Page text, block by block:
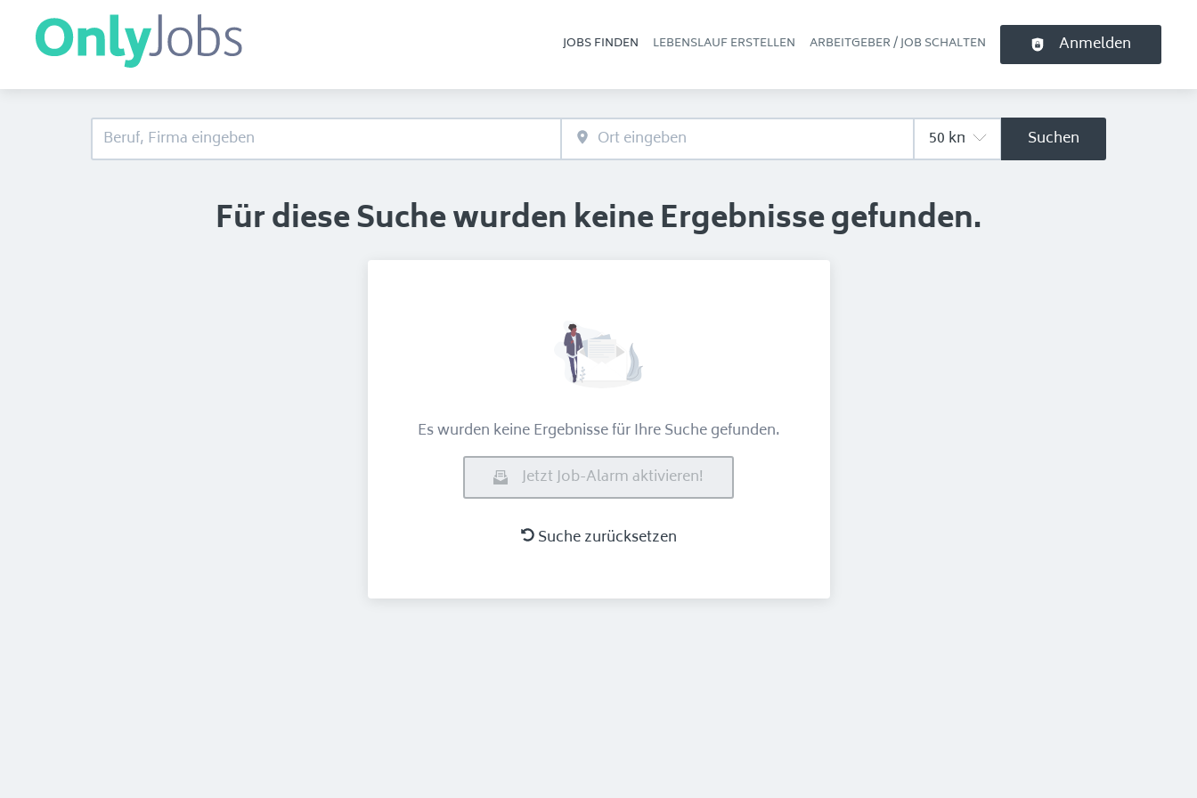
Haupt-Navigation
JOBS FINDEN LEBENSLAUF ERSTELLEN ARBEITGEBER / JOB SCHALTEN Anmelden
Suchen
Für diese Suche wurden keine Ergebnisse gefunden.
Es wurden keine Ergebnisse für Ihre Suche gefunden.
Jetzt Job-Alarm aktivieren!
Suche zurücksetzen